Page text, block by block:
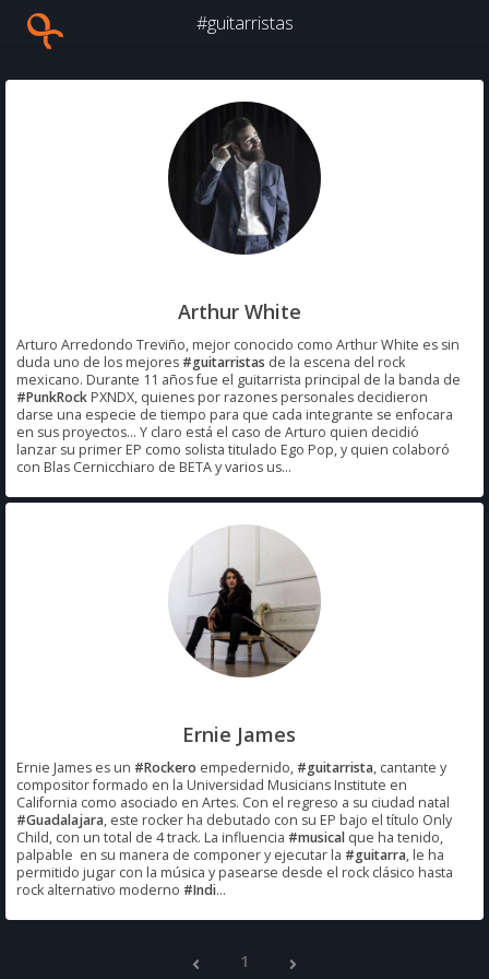
#guitarristas
Arthur White
Arturo Arredondo Treviño, mejor conocido como Arthur White es sin
duda uno de los mejores #guitarristas de la escena del rock
mexicano. Durante 11 años fue el guitarrista principal de la banda de
#PunkRock PXNDX, quienes por razones personales decidieron
darse una especie de tiempo para que cada integrante se enfocara
en sus proyectos... Y claro está el caso de Arturo quien decidió
lanzar su primer EP como solista titulado Ego Pop, y quien colaboró
con Blas Cernicchiaro de BETA y varios us...
Ernie James
Ernie James es un #Rockero empedernido, #guitarrista, cantante y
compositor formado en la Universidad Musicians Institute en
California como asociado en Artes. Con el regreso a su ciudad natal
#Guadalajara, este rocker ha debutado con su EP bajo el título Only
Child, con un total de 4 track. La influencia #musical que ha tenido,
palpable en su manera de componer y ejecutar la #guitarra, le ha
permitido jugar con la música y pasearse desde el rock clásico hasta
rock alternativo moderno #Indi...
1